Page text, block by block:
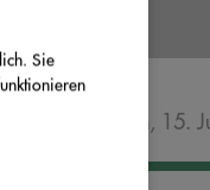
Mittwoch, 15.
Sie